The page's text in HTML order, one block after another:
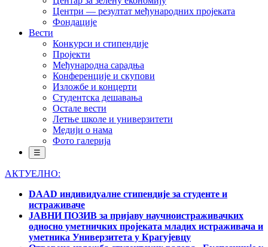
Центри — резултат међународних пројеката
Фондације
Вести
Конкурси и стипендије
Пројекти
Међународна сарадња
Конференције и скупови
Изложбе и концерти
Студентска дешавања
Остале вести
Летње школе и универзитети
Медији о нама
Фото галерија
☰
АКТУЕЛНО:
DAAD индивидуалне стипендије за студенте и
истраживаче
ЈАВНИ ПОЗИВ за пријаву научноистраживачких
односно уметничких пројеката младих истраживача и
уметника Универзитета у Крагујевцу